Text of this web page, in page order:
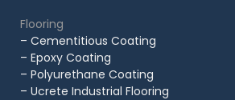
Flooring
– Cementitious Coating
– Epoxy Coating
– Polyurethane Coating
– Ucrete Industrial Flooring